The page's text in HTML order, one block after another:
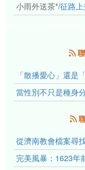
小雨外送茶*/征路上交織的部
從濟南教會檔案尋